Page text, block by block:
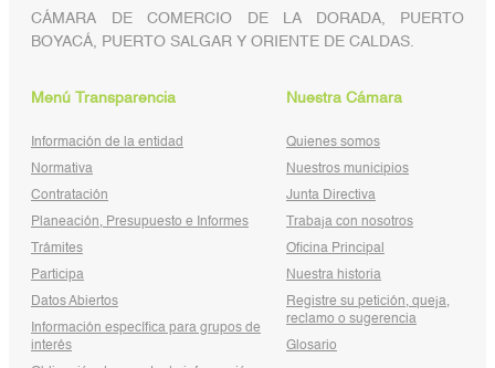
CÁMARA DE COMERCIO DE LA DORADA, PUERTO
BOYACÁ, PUERTO SALGAR Y ORIENTE DE CALDAS.
Menú Transparencia
Información de la entidad
Normativa
Contratación
Planeación, Presupuesto e Informes
Trámites
Participa
Datos Abiertos
Información específica para grupos de
interés
Nuestra Cámara
Quienes somos
Nuestros municipios
Junta Directiva
Trabaja con nosotros
Oficina Principal
Nuestra historia
Registre su petición, queja,
reclamo o sugerencia
Glosario